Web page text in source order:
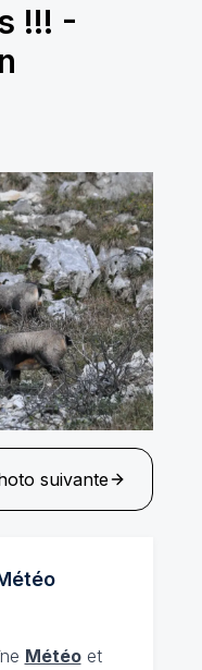
!!! -
suivante
Météoet